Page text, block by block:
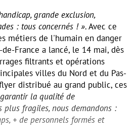
grande exclusion,
: tous concernés ! ». Avec ce
métiers de l'humain en danger
de-France a lancé, le 14 mai, dès
filtrants et opérations
villes du Nord et du Pas-
distribué au grand public, ces
la qualité de
plus fragiles, nous demandons :
+ de personnels formés et